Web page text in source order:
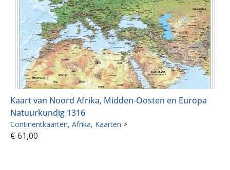
Kaart van Noord Afrika, Midden-Oosten en Europa
Natuurkundig 1316
Continentkaarten Afrika Kaarten >
€ 61,00